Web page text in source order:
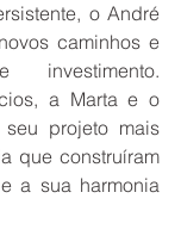
o André
caminhos e
investimento.
a Marta e o
projeto mais
que construíram
a sua harmonia